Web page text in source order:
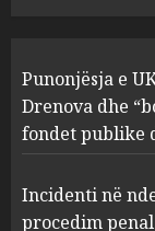
2
Punonjësja e
Drenova dhe
fondet publike
Incidenti në
procedim